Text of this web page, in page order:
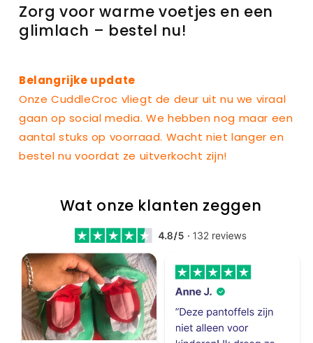
Zorg voor warme voetjes en een
glimlach – bestel nu!
Belangrijke update
Onze CuddleCroc vliegt de deur uit nu we viraal
gaan op social media. We hebben nog maar een
aantal stuks op voorraad. Wacht niet langer en
bestel nu voordat ze uitverkocht zijn!
Wat onze klanten zeggen